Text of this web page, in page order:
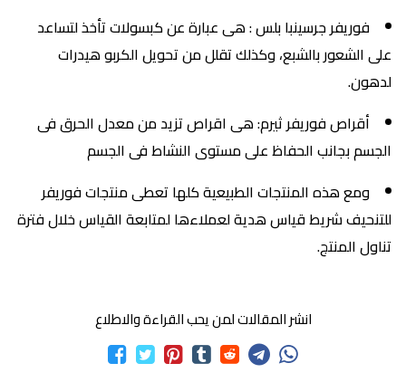
فوريفر جرسينبا بلس : هى عبارة عن كبسولات تأخذ لتساعد
على الشعور بالشبع، وكذلك تقلل من تحويل الكربو هيدرات
لدهون.
أقراص فوريفر ثيرم: هى اقراص تزيد من معدل الحرق فى
الجسم بجانب الحفاظ على مستوى النشاط فى الجسم
ومع هذه المنتجات الطبيعية كلها تعطى منتجات فوريفر
للتنحيف شريط قياس هدية لعملاءها لمتابعة القياس خلال فترة
تناول المنتج.
انشر المقالات لمن يحب القراءة والاطلاع